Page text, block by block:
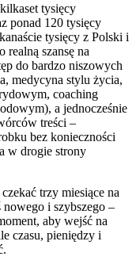
tysięcy
ponad 120 tysięcy
tysięcy z Polski i
szansę na
do bardzo niszowych
medycyna stylu życia,
coaching
a jednocześnie
treści –
bez konieczności
w drogie strony
trzy miesiące na
i szybszego –
aby wejść na
czasu, pieniędzy i